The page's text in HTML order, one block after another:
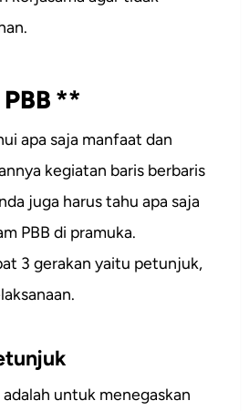
**
apa saja manfaat dan
kegiatan baris berbaris
juga harus tahu apa saja
PBB di pramuka.
3 gerakan yaitu petunjuk,
untuk menegaskan